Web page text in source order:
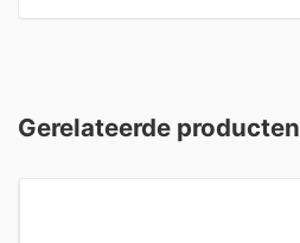
Gerelateerde producten